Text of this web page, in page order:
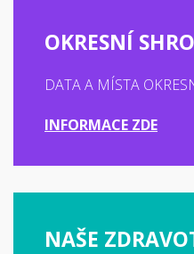
OKRESNÍ
DATA A MÍSTA
INFORMACE ZDE
NAŠE